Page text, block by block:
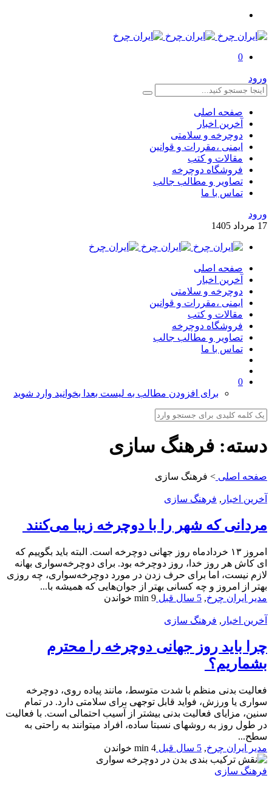
0
ورود
صفحه اصلی
آخرین اخبار
دوچرخه و سلامتی
ایمنی ،مقررات و قوانین
مقالات و کتب
فروشگاه دوچرخه
تصاویر و مطالب جالب
تماس با ما
ورود
17 مرداد 1405
صفحه اصلی
آخرین اخبار
دوچرخه و سلامتی
ایمنی ،مقررات و قوانین
مقالات و کتب
فروشگاه دوچرخه
تصاویر و مطالب جالب
تماس با ما
0
برای افزودن مطالب به لیست بعدا بخوانید وارد شوید
دسته: فرهنگ سازی
صفحه اصلی > فرهنگ سازی
آخرین اخبار , فرهنگ سازی
مردانی که شهر را با دوچرخه زیبا می‌کنند
امروز ۱۳ خردادماه روز جهانی دوچرخه است. البته باید بگوییم که
ای کاش هر روز خدا، روز دوچرخه بود. برای دوچرخه‌سواری بهانه
لازم نیست، اما برای حرف زدن در مورد دوچرخه‌سواری، چه روزی
بهتر از امروز و چه کسانی بهتر از جوان‌هایی که همیشه با...
مدیر ایران چرخ, 5 سال قبل 9 min خواندن
آخرین اخبار , فرهنگ سازی
چرا باید روز جهانی دوچرخه را محترم
بشماریم؟
فعالیت بدنی منظم با شدت متوسط، مانند پیاده روی، دوچرخه
سواری یا ورزش، فواید قابل توجهی برای سلامتی دارد. در تمام
سنین، مزایای فعالیت بدنی بیشتر از آسیب احتمالی است. با فعالیت
در طول روز به روشهای نسبتا ساده، افراد می­توانند به راحتی به
سطح...
مدیر ایران چرخ, 5 سال قبل 4 min خواندن
فرهنگ سازی